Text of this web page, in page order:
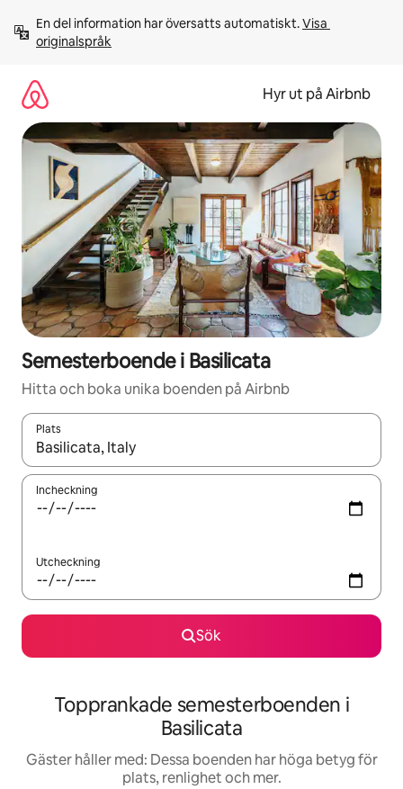
innehåll
En del information har översatts automatiskt. Visa
originalspråk
Hyr ut på Airbnb
Semesterboende i Basilicata
Hitta och boka unika boenden på Airbnb
Plats
När resultaten är tillgängliga kan du navigera med upp- och
Incheckning
Utcheckning
Sök
Topprankade semesterboenden i
Basilicata
Gäster håller med: Dessa boenden har höga betyg för
plats, renlighet och mer.